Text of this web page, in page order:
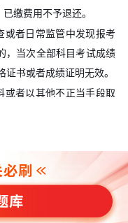
缴费用不予退还。
或者日常监管中发现报考
，当次全部科目考试成绩
书或者成绩证明无效。
或者以其他不正当手段取
违规行为的，按照《专业
库，纳入全国信用信息共
关记录作为专业技术人员
要参考。考试诚信档案库
事人所在单位。